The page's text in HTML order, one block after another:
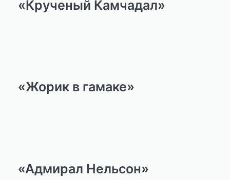
«Крученый Камчадал»
«Жорик в гамаке»
«Адмирал Нельсон»